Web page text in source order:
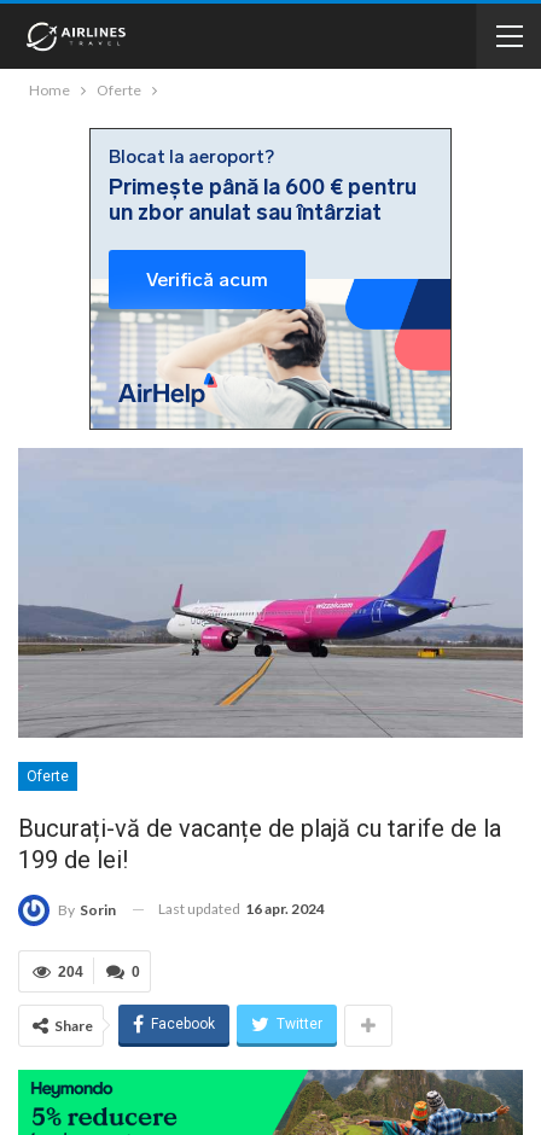
Home Oferte
Oferte
Bucurați-vă de vacanțe de plajă cu tarife de la
199 de lei!
By Sorin Last updated 16 apr. 2024
0
204
Share Facebook Twitter